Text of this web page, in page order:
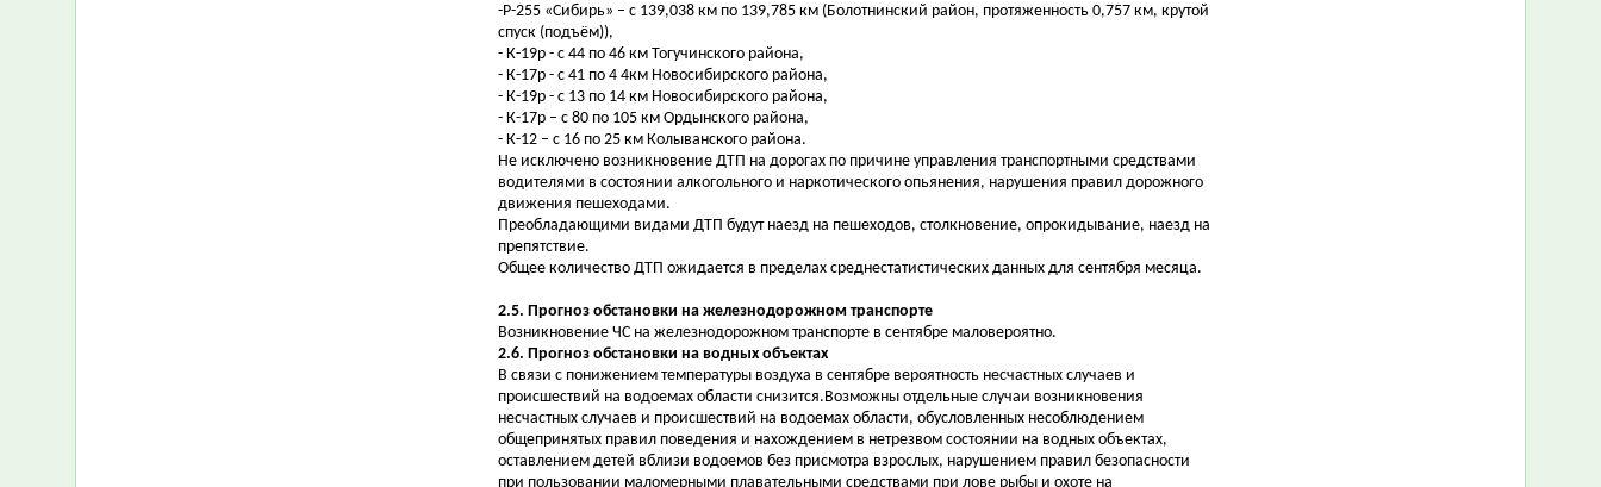
-Р-255 «Сибирь» – с 139,038 км по 139,785 км (Болотнинский район, протяженность 0,757 км, крутой
спуск (подъём)),
- К-19р - с 44 по 46 км Тогучинского района,
- К-17р - с 41 по 4 4км Новосибирского района,
- К-19р - с 13 по 14 км Новосибирского района,
- К-17р – с 80 по 105 км Ордынского района,
- К-12 – с 16 по 25 км Колыванского района.
Не исключено возникновение ДТП на дорогах по причине управления транспортными средствами
водителями в состоянии алкогольного и наркотического опьянения, нарушения правил дорожного
движения пешеходами.
Преобладающими видами ДТП будут наезд на пешеходов, столкновение, опрокидывание, наезд на
препятствие.
Общее количество ДТП ожидается в пределах среднестатистических данных для сентября месяца.
2.5. Прогноз обстановки на железнодорожном транспорте
Возникновение ЧС на железнодорожном транспорте в сентябре маловероятно.
2.6. Прогноз обстановки на водных объектах
В связи с понижением температуры воздуха в сентябре вероятность несчастных случаев и
происшествий на водоемах области снизится.Возможны отдельные случаи возникновения
несчастных случаев и происшествий на водоемах области, обусловленных несоблюдением
общепринятых правил поведения и нахождением в нетрезвом состоянии на водных объектах,
оставлением детей вблизи водоемов без присмотра взрослых, нарушением правил безопасности
при пользовании маломерными плавательными средствами при лове рыбы и охоте на